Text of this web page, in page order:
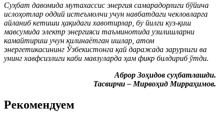
Суҳбат давомида мутахассис энергия самарадорлиги бўйича
ислоҳотлар оддий истеъмолчи учун навбатдаги чекловларга
айланиб кетиши ҳақидаги хавотирлар, бу йилги куз-қиш
мавсумида электр энергияси таъминотида узилишларни
камайтириш учун қилинаётган ишлар, атом
энергетикасининг Ўзбекистонга қай даражада зарурлиги ва
унинг хавфсизлиги каби мавзуларда ҳам фикр билдириб ўтди.
Аброр Зоҳидов суҳбатлашди.
Тасвирчи – Мирвоҳид Мирраҳимов.
Рекомендуем